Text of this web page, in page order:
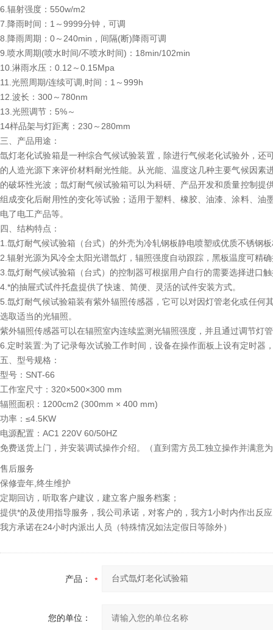
6.辐射强度：550w/m2
7.降雨时间：1～9999分钟，可调
8.降雨周期：0～240min，间隔(断)降雨可调
9.喷水周期(喷水时间/不喷水时间)：18min/102min
10.淋雨水压：0.12～0.15Mpa
11.光照周期/连续可调,时间：1～999h
12.波长：300～780nm
13.光照调节：5%～
14样品架与灯距离：230～280mm
三、产品用途：
氙灯老化试验箱是一种综合气候试验装置，除进行气候老化试验外，
的人造光源下来评价材料耐光性能。从光能、温度这几种主要气候因
的破坏性光波；氙灯耐气候试验箱可以为科研、产品开发和质量控制
组成变化后耐用性的变化等试验；适用于塑料、橡胶、油漆、涂料、
电了电工产品等。
四、结构特点：
1.氙灯耐气候试验箱（台式）的外壳为冷轧钢板静电喷塑或优质不锈钢
2.辐射光源为风冷全太阳光谱氙灯，辐照强度自动跟踪，黑板温度可精
3.氙灯耐气候试验箱（台式）的控制器可根据用户自行的需要选择进口
4.*的抽屉式试件托盘提供了快速、简便、灵活的试件安装方式。
5.氙灯耐气候试验箱装有紫外辐照传感器，它可以对因灯管老化或任
选取适当的光辐照。
紫外辐照传感器可以在辐照室内连续监测光辐照强度，并且通过调节灯
6.定时装置:为了记录每次试验工作时间，设备在操作面板上设有定时器
五、型号规格：
型号：SNT-66
工作室尺寸：320×500×300 mm
辐照面积：1200cm2 (300mm × 400 mm)
功率：≤4.5KW
电源配置：AC1 220V 60/50HZ
免费送货上门，并安装调试操作介绍。（直到需方员工独立操作并满意
售后服务
保修壹年,终生维护
定期回访，听取客户建议，建立客户服务档案；
提供*的及使用指导服务，我公司承诺，对客户的，我方1小时内作出反
我方承诺在24小时内派出人员（特殊情况如法定假日等除外）
产品：
您的单位：